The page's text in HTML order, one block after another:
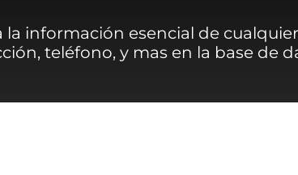
la información esencial de
teléfono, y mas en la base de